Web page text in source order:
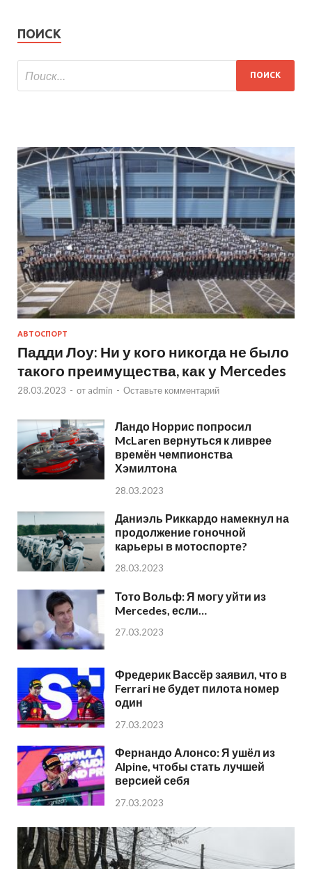
ПОИСК
АВТОСПОРТ
Падди Лоу: Ни у кого никогда не было
такого преимущества, как у Mercedes
28.03.2023 - от admin - Оставьте комментарий
Ландо Норрис попросил
McLaren вернуться к ливрее
времён чемпионства
Хэмилтона
28.03.2023
Даниэль Риккардо намекнул на
продолжение гоночной
карьеры в мотоспорте?
28.03.2023
Тото Вольф: Я могу уйти из
Mercedes, если…
27.03.2023
Фредерик Вассёр заявил, что в
Ferrari не будет пилота номер
один
27.03.2023
Фернандо Алонсо: Я ушёл из
Alpine, чтобы стать лучшей
версией себя
27.03.2023